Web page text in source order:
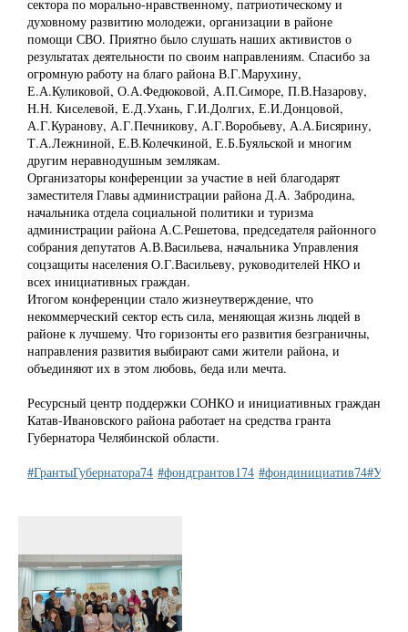
сектора по морально-нравственному, патриотическому и
духовному развитию молодежи, организации в районе
помощи СВО. Приятно было слушать наших активистов о
результатах деятельности по своим направлениям. Спасибо за
огромную работу на благо района В.Г.Марухину,
Е.А.Куликовой, О.А.Федюковой, А.П.Симоре, П.В.Назарову,
Н.Н. Киселевой, Е.Д.Ухань, Г.И.Долгих, Е.И.Донцовой,
А.Г.Куранову, А.Г.Печникову, А.Г.Воробьеву, А.А.Бисярину,
Т.А.Лежниной, Е.В.Колечкиной, Е.Б.Буяльской и многим
другим неравнодушным землякам.
Организаторы конференции за участие в ней благодарят
заместителя Главы администрации района Д.А. Забродина,
начальника отдела социальной политики и туризма
администрации района А.С.Решетова, председателя районного
собрания депутатов А.В.Васильева, начальника Управления
соцзащиты населения О.Г.Васильеву, руководителей НКО и
всех инициативных граждан.
Итогом конференции стало жизнеутверждение, что
некоммерческий сектор есть сила, меняющая жизнь людей в
районе к лучшему. Что горизонты его развития безграничны,
направления развития выбирают сами жители района, и
объединяют их в этом любовь, беда или мечта.
Ресурсный центр поддержки СОНКО и инициативных граждан
Катав-Ивановского района работает на средства гранта
Губернатора Челябинской области.
#ГрантыГубернатора74 #фондгрантов174 #фондинициатив74